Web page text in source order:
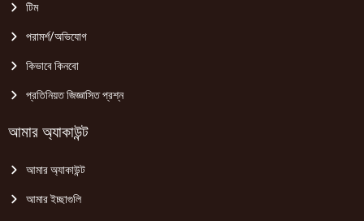
টিম
পরামর্শ/অভিযোগ
কিভাবে কিনবো
প্রতিনিয়ত জিজ্ঞাসিত প্রশ্ন
আমার অ্যাকাউন্ট
আমার অ্যাকাউন্ট
আমার ইচ্ছাগুলি